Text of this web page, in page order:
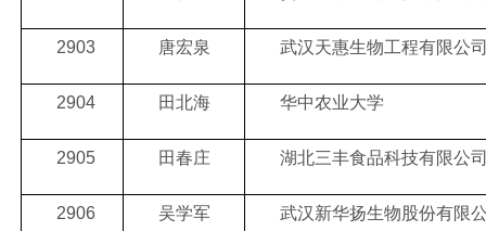
2903 唐宏泉 武汉天惠生物工程有限公
2904 田北海 华中农业大学
2905 田春庄 湖北三丰食品科技有限公
2906 吴学军 武汉新华扬生物股份有限